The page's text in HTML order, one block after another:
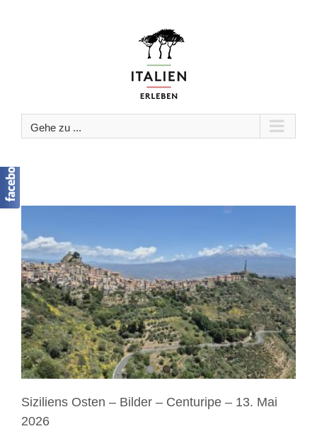
Gehe zu ...
Siziliens Osten – Bilder – Centuripe – 13. Mai
2026